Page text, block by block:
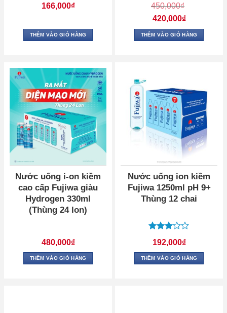
166,000₫
THÊM VÀO GIỎ HÀNG
450,000₫
gốc
450,000₫.
420,000₫
hiện
tại
là:
THÊM VÀO GIỎ HÀNG
Nước uống i-on kiềm
cao cấp Fujiwa giàu
Hydrogen 330ml
(Thùng 24 lon)
480,000₫
THÊM VÀO GIỎ HÀNG
Nước uống ion kiềm
Fujiwa 1250ml pH 9+
Thùng 12 chai
Được
xếp
hạng3
5 sao
192,000₫
THÊM VÀO GIỎ HÀNG